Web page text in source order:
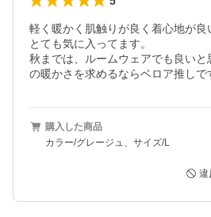
軽く暖かく肌触りが良く着心地が良
とても気に入ってます。
秋までは、ルームウェアでも良い
の暖かさを求めるならベロア推しで
購入した商品
カラー/グレージュ、サイズ/L
違